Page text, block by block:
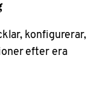
konfigurerar,
efter era